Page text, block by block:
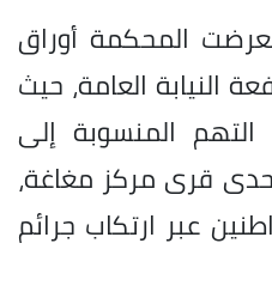
المحكمة أوراق
النيابة العامة، حيث
التهم المنسوبة إلى
قرى مركز مغاغة،
عبر ارتكاب جرائم